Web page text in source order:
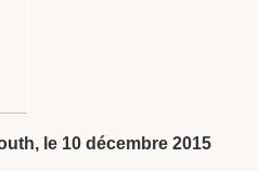
le 10 décembre 2015